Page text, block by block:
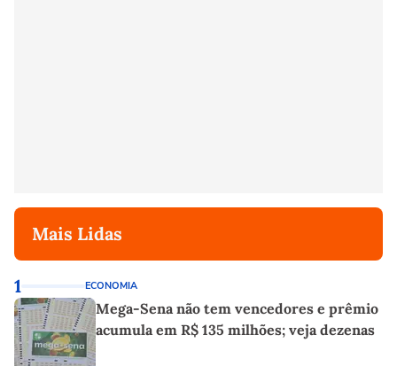
Mais Lidas
1 ECONOMIA
Mega-Sena não tem vencedores e prêmio
acumula em R$ 135 milhões; veja dezenas